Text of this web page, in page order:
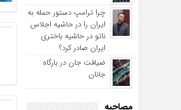
چرا ترامپ دستور حمله به
ایران را در حاشیه اجلاس
ناتو در حاشیه باختری
ایران صادر کرد؟
ضیافت جان در بارگاه
جانان
مصاحبه